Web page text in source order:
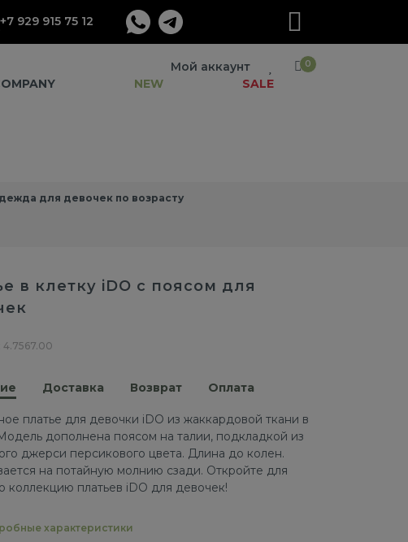
+7 929 915 75 12
Мой аккаунт 0
NEW SALE
для девочек по возрасту
в клетку iDO с поясом для
Доставка Возврат Оплата
платье для девочки iDO из жаккардовой ткани в
дополнена поясом на талии, подкладкой из
джерси персикового цвета. Длина до колен.
на потайную молнию сзади. Откройте для
коллекцию платьев iDO для девочек!
характеристики